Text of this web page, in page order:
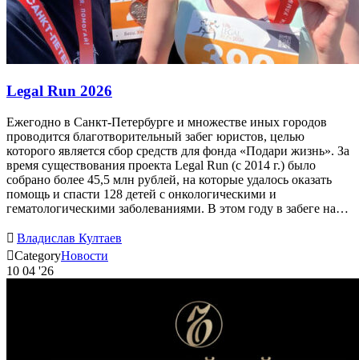
Legal Run 2026
Ежегодно в Санкт-Петербурге и множестве иных городов
проводится благотворительный забег юристов, целью
которого является сбор средств для фонда «Подари жизнь». За
время существования проекта Legal Run (с 2014 г.) было
собрано более 45,5 млн рублей, на которые удалось оказать
помощь и спасти 128 детей с онкологическими и
гематологическими заболеваниями. В этом году в забеге на…
 Владислав Култаев
CategoryНовости
10 04 '26